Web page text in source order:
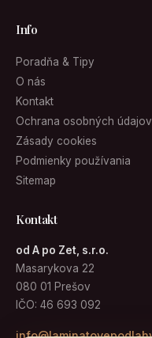
Info
Poradňa & Tipy
O nás
Kontakt
Ochrana osobných údajov
Zásady cookies
Podmienky používania
Sitemap
Kontakt
od A po Zet, s.r.o.
Masarykova 22
080 01 Prešov
IČO: 46 693 092